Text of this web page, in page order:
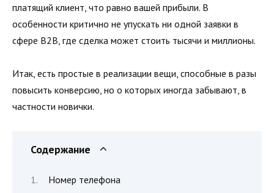
платящий клиент, что равно вашей прибыли. В
особенности критично не упускать ни одной заявки в
сфере В2В, где сделка может стоить тысячи и миллионы.
Итак, есть простые в реализации вещи, способные в разы
повысить конверсию, но о которых иногда забывают, в
частности новички.
Содержание
Номер телефона